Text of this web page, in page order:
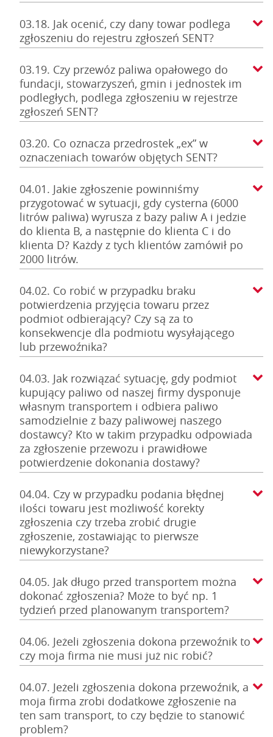
03.18. Jak ocenić, czy dany towar podlega
zgłoszeniu do rejestru zgłoszeń SENT?
03.19. Czy przewóz paliwa opałowego do
fundacji, stowarzyszeń, gmin i jednostek im
podległych, podlega zgłoszeniu w rejestrze
zgłoszeń SENT?
03.20. Co oznacza przedrostek „ex” w
oznaczeniach towarów objętych SENT?
04.01. Jakie zgłoszenie powinniśmy
przygotować w sytuacji, gdy cysterna (6000
litrów paliwa) wyrusza z bazy paliw A i jedzie
do klienta B, a następnie do klienta C i do
klienta D? Każdy z tych klientów zamówił po
2000 litrów.
04.02. Co robić w przypadku braku
potwierdzenia przyjęcia towaru przez
podmiot odbierający? Czy są za to
konsekwencje dla podmiotu wysyłającego
lub przewoźnika?
04.03. Jak rozwiązać sytuację, gdy podmiot
kupujący paliwo od naszej firmy dysponuje
własnym transportem i odbiera paliwo
samodzielnie z bazy paliwowej naszego
dostawcy? Kto w takim przypadku odpowiada
za zgłoszenie przewozu i prawidłowe
potwierdzenie dokonania dostawy?
04.04. Czy w przypadku podania błędnej
ilości towaru jest możliwość korekty
zgłoszenia czy trzeba zrobić drugie
zgłoszenie, zostawiając to pierwsze
niewykorzystane?
04.05. Jak długo przed transportem można
dokonać zgłoszenia? Może to być np. 1
tydzień przed planowanym transportem?
04.06. Jeżeli zgłoszenia dokona przewoźnik to
czy moja firma nie musi już nic robić?
04.07. Jeżeli zgłoszenia dokona przewoźnik, a
moja firma zrobi dodatkowe zgłoszenie na
ten sam transport, to czy będzie to stanowić
problem?